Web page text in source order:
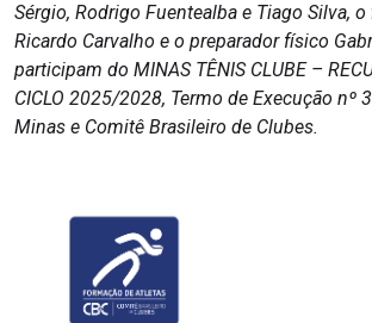
Sérgio, Rodrigo Fuentealba e Tiago Silva,
Ricardo Carvalho e o preparador físico
participam do MINAS TÊNIS CLUBE –
CICLO 2025/2028, Termo de Execução nº
Minas e Comitê Brasileiro de Clubes.